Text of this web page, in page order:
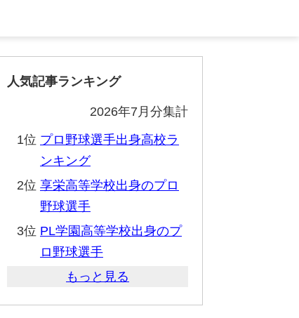
人気記事ランキング
2026年7月分集計
1位 プロ野球選手出身高校ラ
ンキング
2位 享栄高等学校出身のプロ
野球選手
3位 PL学園高等学校出身のプ
ロ野球選手
もっと見る